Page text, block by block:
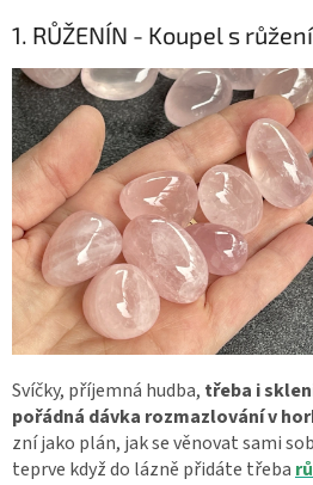
1. RŮŽENÍN - Koupel s
Svíčky, příjemná hudba, třeba i
pořádná dávka rozmazlování v
zní jako plán, jak se věnovat sami
teprve když do lázně přidáte třeba